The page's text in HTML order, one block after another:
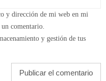
y dirección de mi web en mi
comentario.
y gestión de tus